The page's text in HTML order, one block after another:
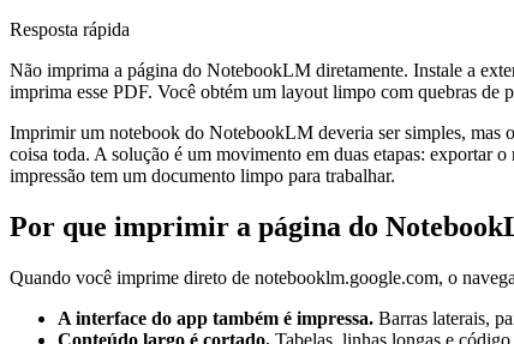
Resposta rápida
Não imprima a página do NotebookLM diretamente. Instale a
imprima esse PDF. Você obtém um layout limpo com quebras de
Imprimir um notebook do NotebookLM deveria ser simples,
coisa toda. A solução é um movimento em duas etapas: exportar
impressão tem um documento limpo para trabalhar.
Por que imprimir a página do
Quando você imprime direto de notebooklm.google.com, o
A interface do app também é impressa. Barras laterais,
Conteúdo largo é cortado. Tabelas, linhas longas e